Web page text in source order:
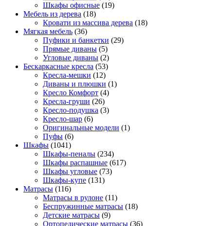
Шкафы офисные (19)
Мебель из дерева (18)
Кровати из массива дерева (18)
Мягкая мебель (36)
Пуфики и банкетки (29)
Прямые диваны (5)
Угловые диваны (2)
Бескаркасные кресла (53)
Кресла-мешки (12)
Диваны и плюшки (1)
Кресло Комфорт (4)
Кресла-груши (26)
Кресло-подушка (3)
Кресло-шар (6)
Оригинальные модели (1)
Пуфы (6)
Шкафы (1041)
Шкафы-пеналы (234)
Шкафы распашные (617)
Шкафы угловые (73)
Шкафы-купе (131)
Матрасы (116)
Матрасы в рулоне (11)
Беспружинные матрасы (18)
Детские матрасы (9)
Ортопедические матрасы (36)